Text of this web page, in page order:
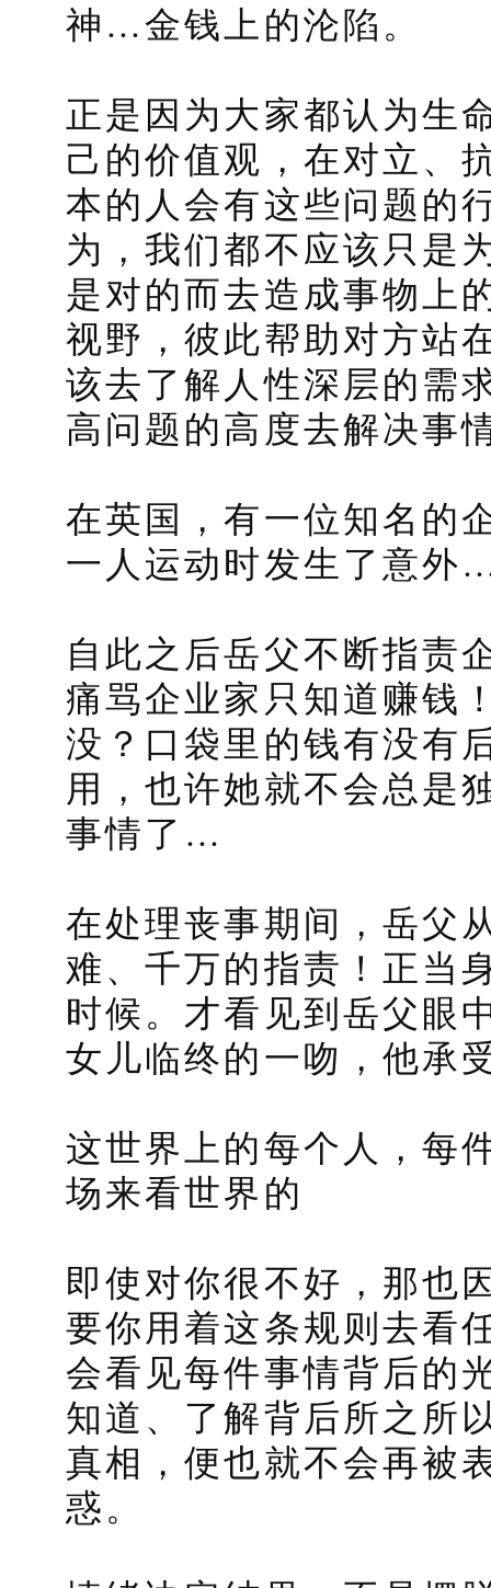
神…金钱上的沦陷。
正是因为大家都认为生
己的价值观，在对立、
本的人会有这些问题的
为，我们都不应该只是
是对的而去造成事物上
视野，彼此帮助对方站
该去了解人性深层的需
高问题的高度去解决事
在英国，有一位知名的
一人运动时发生了意外
自此之后岳父不断指责
痛骂企业家只知道赚钱
没？口袋里的钱有没有
用，也许她就不会总是
事情了…
在处理丧事期间，岳父
难、千万的指责！正当
时候。才看见到岳父眼
女儿临终的一吻，他承
这世界上的每个人，每
场来看世界的
即使对你很不好，那也
要你用着这条规则去看
会看见每件事情背后的
知道、了解背后所之所
真相，便也就不会再被
惑。